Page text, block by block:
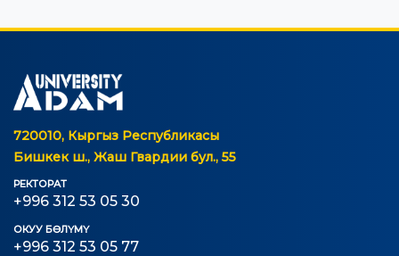
720010, Кыргыз Республикасы
Бишкек ш., Жаш Гвардии бул., 55
РЕКТОРАТ
+996 312 53 05 30
ОКУУ БӨЛҮМҮ
+996 312 53 05 77